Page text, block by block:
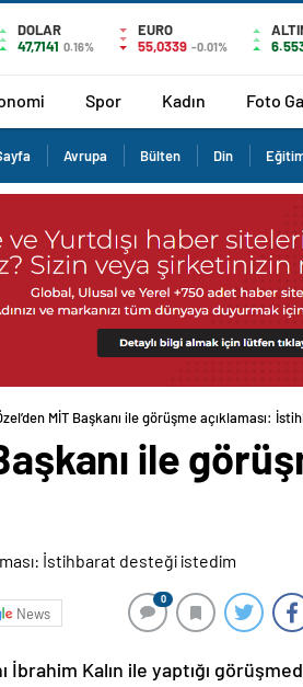
DOLAR
47,7141 0.16%
EURO
55,0339 -0.01%
Spor Kadın Foto
Avrupa Bülten Din
MİT Başkanı ile görüşme açıklaması:
ile
News
0
İbrahim Kalın ile yaptığı